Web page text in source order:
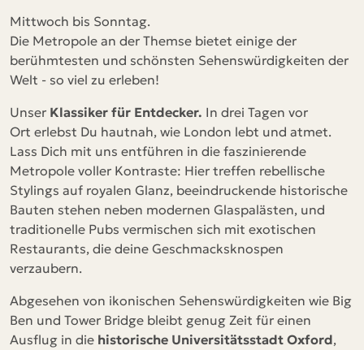
Mittwoch bis Sonntag.
Die Metropole an der Themse bietet einige der
berühmtesten und schönsten Sehenswürdigkeiten der
Welt - so viel zu erleben!
Unser Klassiker für Entdecker. In drei Tagen vor
Ort erlebst Du hautnah, wie London lebt und atmet.
Lass Dich mit uns entführen in die faszinierende
Metropole voller Kontraste: Hier treffen rebellische
Stylings auf royalen Glanz, beeindruckende historische
Bauten stehen neben modernen Glaspalästen, und
traditionelle Pubs vermischen sich mit exotischen
Restaurants, die deine Geschmacksknospen
verzaubern.
Abgesehen von ikonischen Sehenswürdigkeiten wie Big
Ben und Tower Bridge bleibt genug Zeit für einen
Ausflug in die historische Universitätsstadt Oxford,